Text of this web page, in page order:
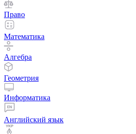
Право
Математика
Алгебра
Геометрия
Информатика
Английский язык